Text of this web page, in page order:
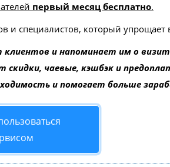
первый месяц бесплатно.
и специалистов, который упрощает
клиентов и напоминает им о
скидки, чаевые, кэшбэк и
и помогает больше